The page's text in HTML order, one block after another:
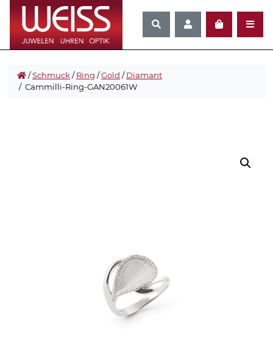
/Schmuck/Ring /Gold /Diamant
/ Cammilli-Ring-GAN20061W